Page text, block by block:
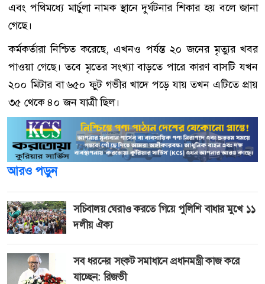
এবং পথিমধ্যে মার্চুলা নামক স্থানে দুর্ঘটনার শিকার হয় বলে জানা
গেছে।
কর্মকর্তারা নিশ্চিত করেছে, এখনও পর্যন্ত ২০ জনের মৃত্যুর খবর
পাওয়া গেছে। তবে মৃতের সংখ্যা বাড়তে পারে কারণ বাসটি যখন
২০০ মিটার বা ৬৫০ ফুট গভীর খাদে পড়ে যায় তখন এটিতে প্রায়
৩৫ থেকে ৪০ জন যাত্রী ছিল।
আরও পড়ুন
সচিবালয় ঘেরাও করতে গিয়ে পুলিশি বাধার মুখে ১১
দলীয় ঐক্য
সব ধরনের সংকট সমাধানে প্রধানমন্ত্রী কাজ করে
যাচ্ছেন: রিজভী